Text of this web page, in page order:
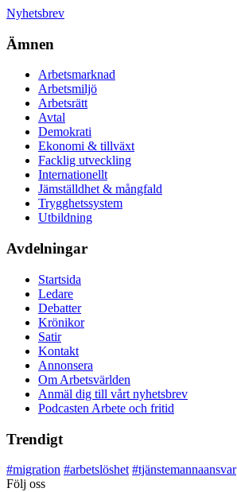
Nyhetsbrev
Ämnen
Arbetsmarknad
Arbetsmiljö
Arbetsrätt
Avtal
Demokrati
Ekonomi & tillväxt
Facklig utveckling
Internationellt
Jämställdhet & mångfald
Trygghetssystem
Utbildning
Avdelningar
Startsida
Ledare
Debatter
Krönikor
Satir
Kontakt
Annonsera
Om Arbetsvärlden
Anmäl dig till vårt nyhetsbrev
Podcasten Arbete och fritid
Trendigt
#migration #arbetslöshet #tjänstemannaansvar
Följ oss